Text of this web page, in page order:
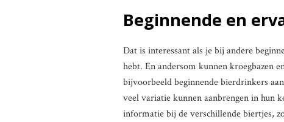
Beginnende en
Dat is interessant als je bij andere
hebt. En andersom kunnen kroegbazen
bijvoorbeeld beginnende bierdrinkers
veel variatie kunnen aanbrengen in hun
informatie bij de verschillende biertjes,